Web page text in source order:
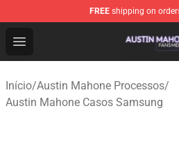
FREE shipping on
Open menu
Austin Mahone Shop -
Início/Austin Mahone Processos/
Austin Mahone Casos Samsung